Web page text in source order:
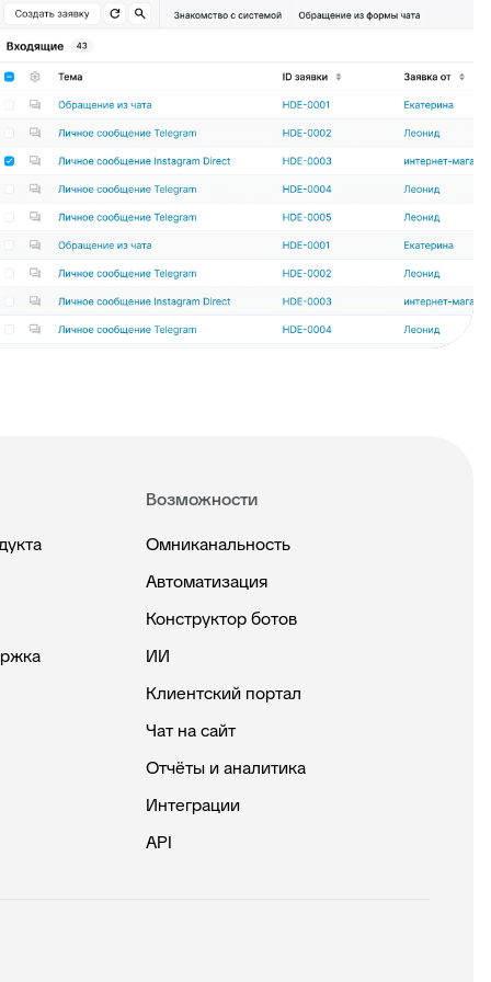
Возможности
Омниканальность
Автоматизация
Конструктор ботов
ИИ
Клиентский портал
Чат на сайт
Отчёты и аналитика
Интеграции
API